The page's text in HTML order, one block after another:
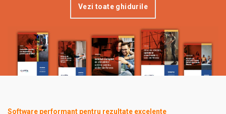
Vezi toate ghidurile
Software performant pentru rezultate excelente